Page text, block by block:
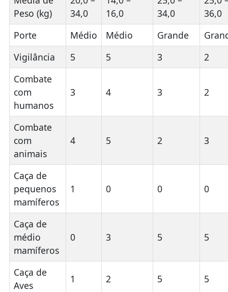
Peso (kg)
34,0
16,0
34,0
36,0
Porte
Médio Médio Grande
Vigilância
5 5 3
2
Combate
com
humanos
3 4 3 2
Combate
com
animais
4 5 2 3
Caça de
pequenos
mamíferos
1 0 0 0
Caça de
médio
mamíferos
0 3 5 5
Caça de
Aves
1 2 5 5